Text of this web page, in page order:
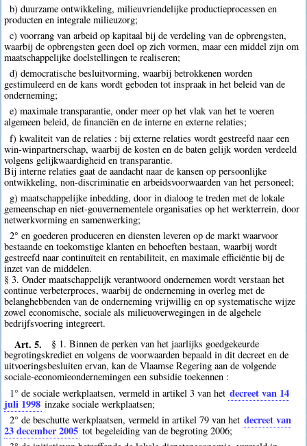
b) duurzame ontwikkeling, milieuvriendelijke productieprocessen en
producten en integrale milieuzorg;
c) voorrang van arbeid op kapitaal bij de verdeling van de opbrengsten,
waarbij de opbrengsten geen doel op zich vormen, maar een middel zijn om
maatschappelijke doelstellingen te realiseren;
d) democratische besluitvorming, waarbij betrokkenen worden
gestimuleerd en de kans wordt geboden tot inspraak in het beleid van de
onderneming;
e) maximale transparantie, onder meer op het vlak van het te voeren
algemeen beleid, de financiën en de interne en externe relaties;
f) kwaliteit van de relaties : bij externe relaties wordt gestreefd naar een
win-winpartnerschap, waarbij de kosten en de baten gelijk worden verdeeld
volgens gelijkwaardigheid en transparantie.
Bij interne relaties gaat de aandacht naar de kansen op persoonlijke
ontwikkeling, non-discriminatie en arbeidsvoorwaarden van het personeel;
g) maatschappelijke inbedding, door in dialoog te treden met de lokale
gemeenschap en niet-gouvernementele organisaties op het werkterrein, door
netwerkvorming en samenwerking;
2° en goederen produceren en diensten leveren op de markt waarvoor
bestaande en toekomstige klanten en behoeften bestaan, waarbij wordt
gestreefd naar continuïteit en rentabiliteit, en maximale efficiëntie bij de
inzet van de middelen.
§ 3. Onder maatschappelijk verantwoord ondernemen wordt verstaan het
continue verbeterproces, waarbij de onderneming in overleg met de
belanghebbenden van de onderneming vrijwillig en op systematische wijze
zowel economische, sociale als milieuoverwegingen in de algehele
bedrijfsvoering integreert.
Art. 5.
§ 1. Binnen de perken van het jaarlijks goedgekeurde
begrotingskrediet en volgens de voorwaarden bepaald in dit decreet en de
uitvoeringsbesluiten ervan, kan de Vlaamse Regering aan de volgende
sociale-economieondernemingen een subsidie toekennen :
1° de sociale werkplaatsen, vermeld in artikel 3 van het decreet van 14
juli 1998 inzake sociale werkplaatsen;
2° de beschutte werkplaatsen, vermeld in artikel 79 van het decreet van
23 december 2005 tot begeleiding van de begroting 2006;